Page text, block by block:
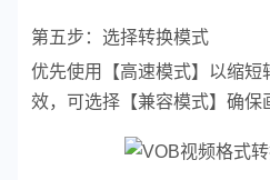
第五步：选择转换模式
优先使用【高速模式】以缩短
效，可选择【兼容模式】确保